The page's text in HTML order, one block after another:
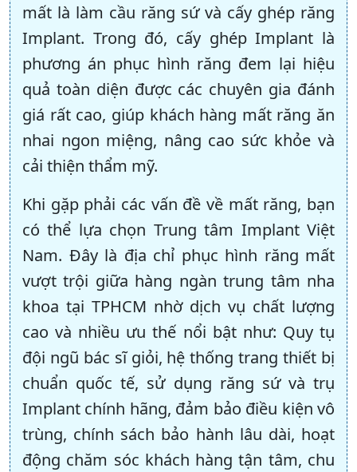
mất là làm cầu răng sứ và cấy ghép răng
Implant. Trong đó, cấy ghép Implant là
phương án phục hình răng đem lại hiệu
quả toàn diện được các chuyên gia đánh
giá rất cao, giúp khách hàng mất răng ăn
nhai ngon miệng, nâng cao sức khỏe và
cải thiện thẩm mỹ.
Khi gặp phải các vấn đề về mất răng, bạn
có thể lựa chọn Trung tâm Implant Việt
Nam. Đây là địa chỉ phục hình răng mất
vượt trội giữa hàng ngàn trung tâm nha
khoa tại TPHCM nhờ dịch vụ chất lượng
cao và nhiều ưu thế nổi bật như: Quy tụ
đội ngũ bác sĩ giỏi, hệ thống trang thiết bị
chuẩn quốc tế, sử dụng răng sứ và trụ
Implant chính hãng, đảm bảo điều kiện vô
trùng, chính sách bảo hành lâu dài, hoạt
động chăm sóc khách hàng tận tâm, chu